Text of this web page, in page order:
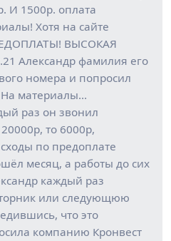
И 1500р. оплата
Хотя на сайте
ВЫСОКАЯ
Александр фамилия его
номера и попросил
материалы…
раз он звонил
то 6000р,
по предоплате
месяц, а работы до сих
каждый раз
или следующюю
что это
компанию Кронвест